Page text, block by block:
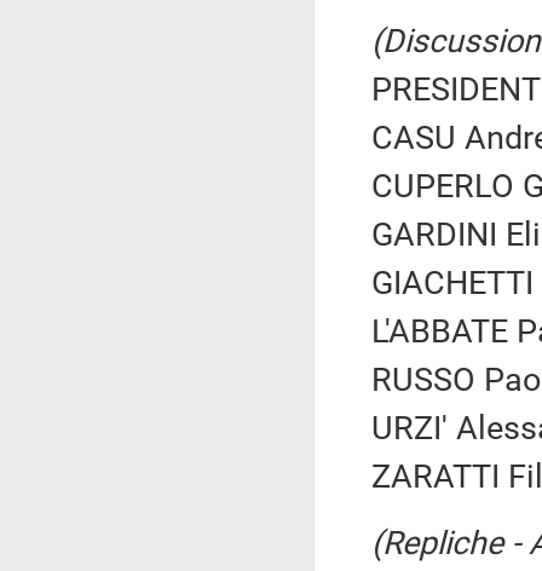
CASU
CUPERLO
GARDINI
L'ABBATE
RUSSO
URZI'
ZARATTI
(Repliche -